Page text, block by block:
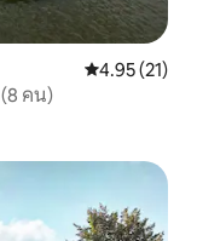
คะแนนเฉลี่ย
4.95 (21)
บ้านพักตากอากาศหรูระดับ 5 ดาวริมน้ำ (8 คน)